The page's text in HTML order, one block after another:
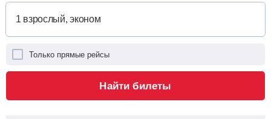
Только прямые рейсы
Найти билеты